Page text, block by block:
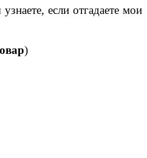
если отгадаете мои
)